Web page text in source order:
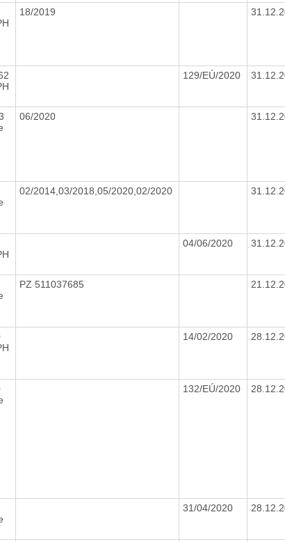
18/2019
129/EÚ/2020
06/2020
02/2014,03/2018,05/2020,02/2020
04/06/2020
PZ 511037685
14/02/2020
132/EÚ/2020
31/04/2020